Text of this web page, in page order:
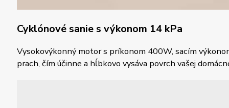
Cyklónové sanie s výkonom 14 kPa
Vysokovýkonný motor s príkonom 400W, sacím
prach, čím účinne a hĺbkovo vysáva povrch vašej